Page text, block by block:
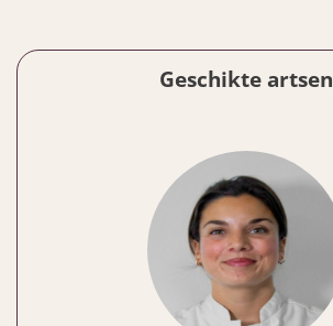
Geschikte artsen